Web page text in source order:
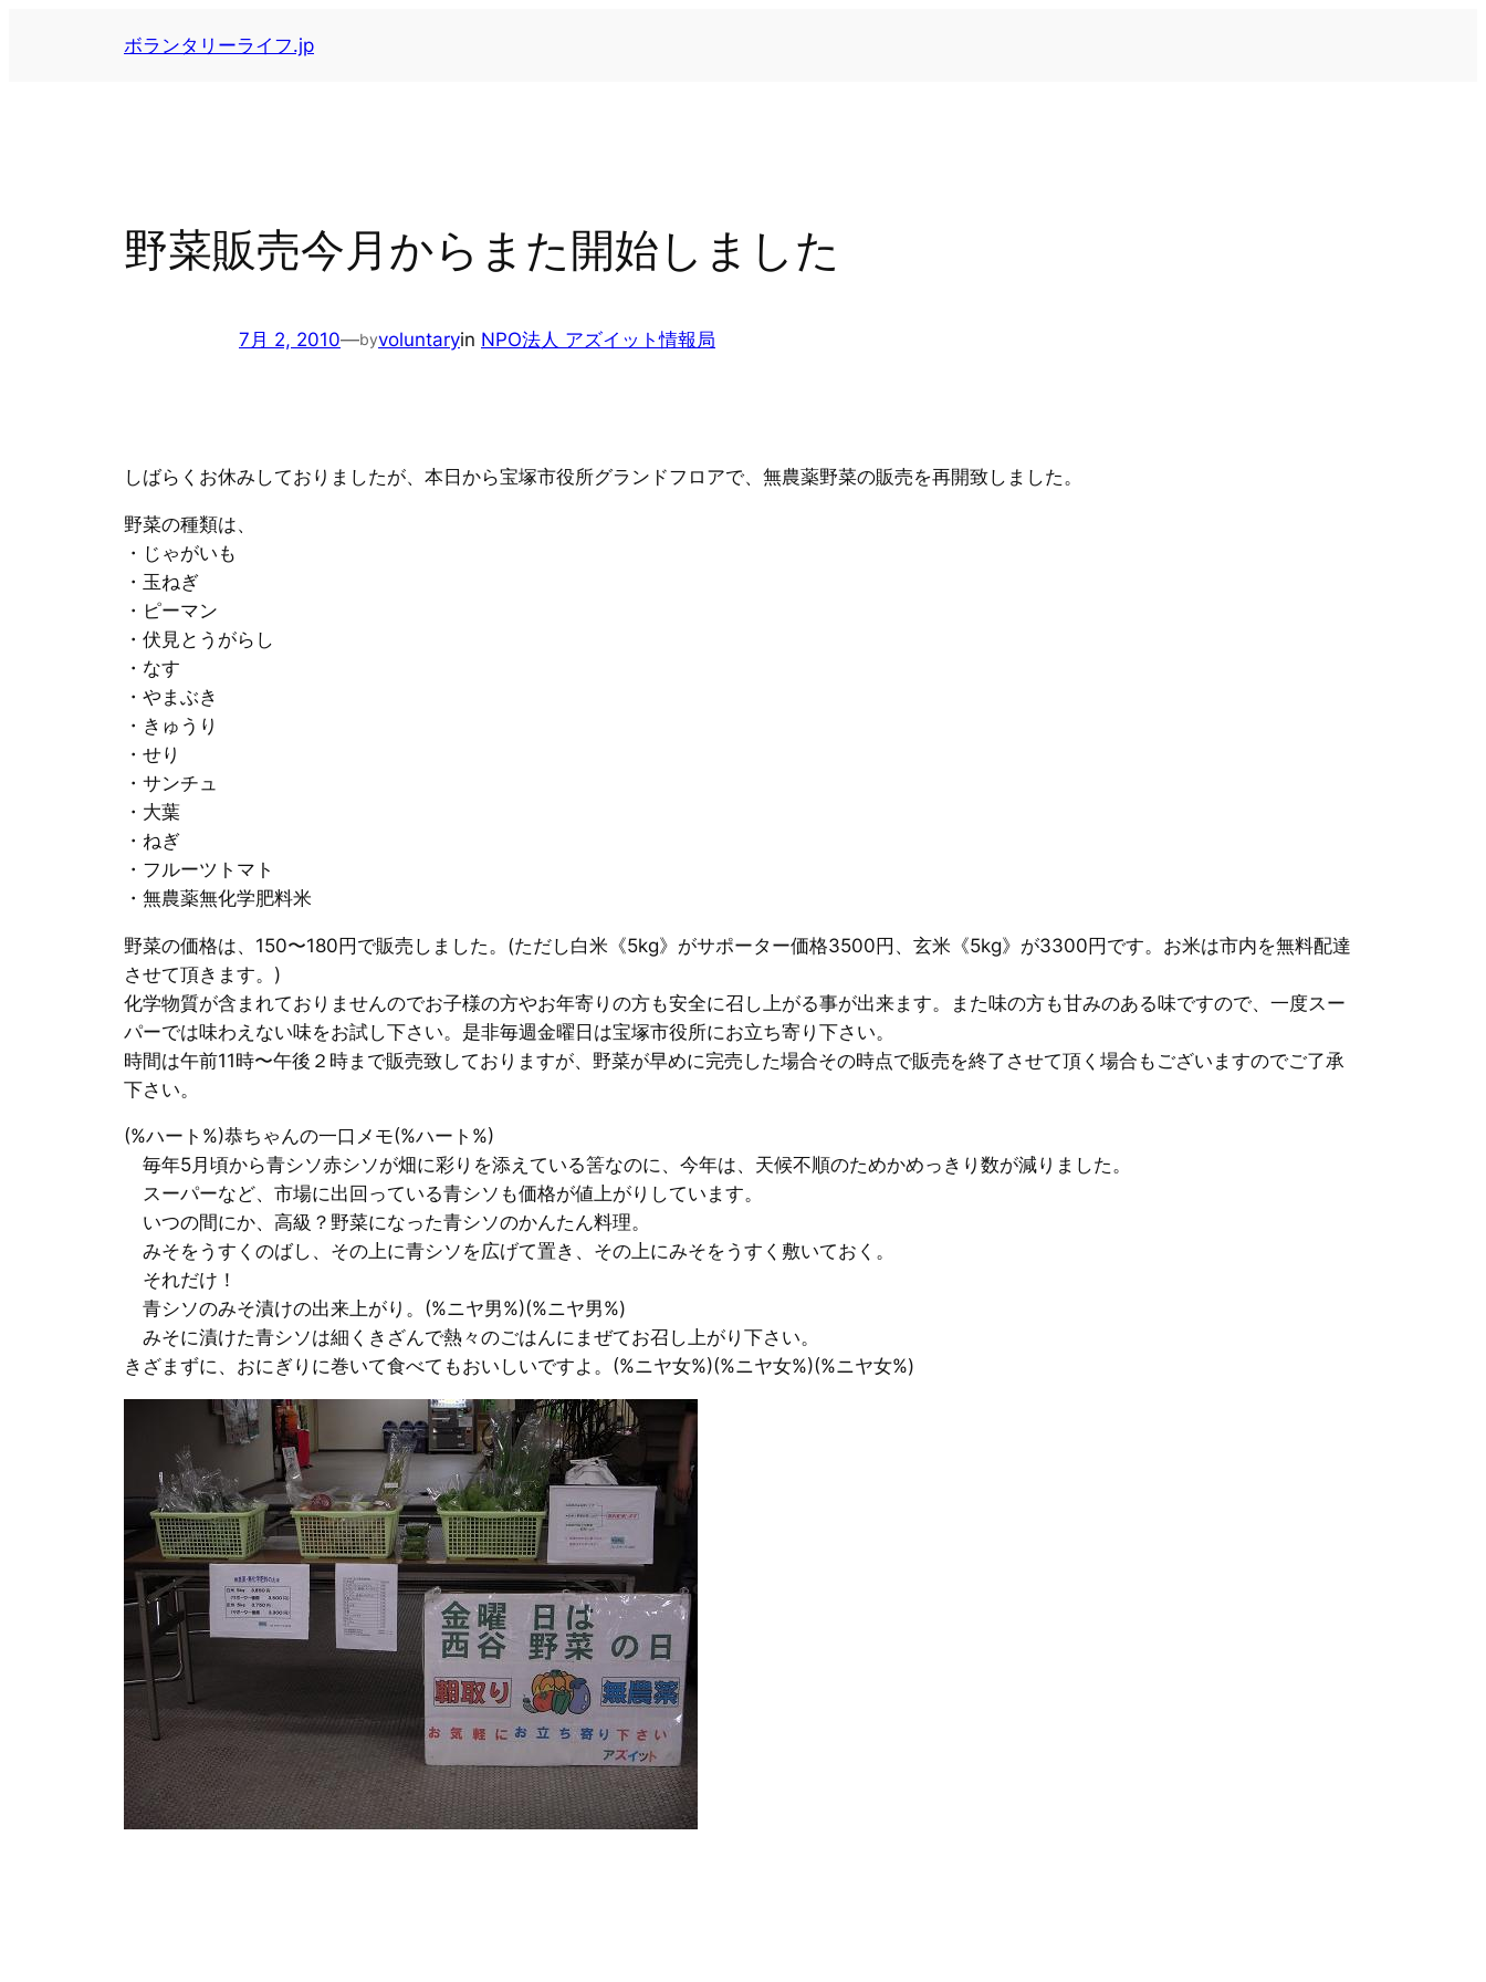
ボランタリーライフ.jp
野菜販売今月からまた開始しました
7月 2, 2010—byvoluntaryin NPO法人 アズイット情報局
しばらくお休みしておりましたが、本日から宝塚市役所グランドフロアで、無農薬野菜の販売を再開致しました。
野菜の種類は、
・じゃがいも
・玉ねぎ
・ピーマン
・伏見とうがらし
・なす
・やまぶき
・きゅうり
・せり
・サンチュ
・大葉
・ねぎ
・フルーツトマト
・無農薬無化学肥料米
野菜の価格は、150〜180円で販売しました。(ただし白米《5kg》がサポーター価格3500円、玄米《5kg》が3300円です。お米は市内を無料配達
させて頂きます。)
化学物質が含まれておりませんのでお子様の方やお年寄りの方も安全に召し上がる事が出来ます。また味の方も甘みのある味ですので、一度スー
パーでは味わえない味をお試し下さい。是非毎週金曜日は宝塚市役所にお立ち寄り下さい。
時間は午前11時〜午後２時まで販売致しておりますが、野菜が早めに完売した場合その時点で販売を終了させて頂く場合もございますのでご了承
下さい。
(%ハート%)恭ちゃんの一口メモ(%ハート%)
毎年5月頃から青シソ赤シソが畑に彩りを添えている筈なのに、今年は、天候不順のためかめっきり数が減りました。
スーパーなど、市場に出回っている青シソも価格が値上がりしています。
いつの間にか、高級？野菜になった青シソのかんたん料理。
みそをうすくのばし、その上に青シソを広げて置き、その上にみそをうすく敷いておく。
それだけ！
青シソのみそ漬けの出来上がり。(%ニヤ男%)(%ニヤ男%)
みそに漬けた青シソは細くきざんで熱々のごはんにまぜてお召し上がり下さい。
きざまずに、おにぎりに巻いて食べてもおいしいですよ。(%ニヤ女%)(%ニヤ女%)(%ニヤ女%)